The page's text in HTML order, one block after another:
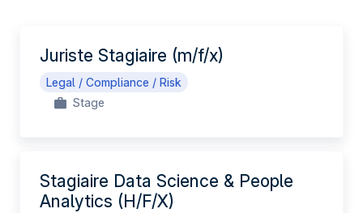
Juriste Stagiaire (m/f/x)
Legal / Compliance / Risk
Stage
Stagiaire Data Science & People
Analytics (H/F/X)